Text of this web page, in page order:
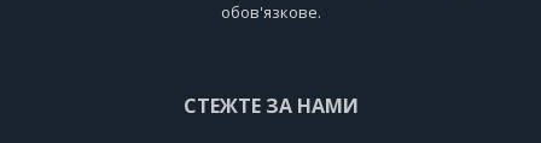
обов'язкове.
СТЕЖТЕ ЗА НАМИ